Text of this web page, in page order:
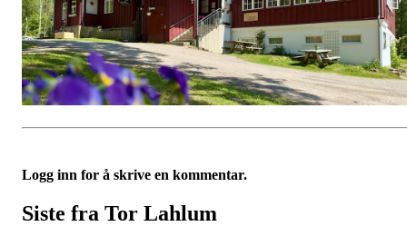
Logg inn for å skrive en kommentar.
Siste fra Tor Lahlum